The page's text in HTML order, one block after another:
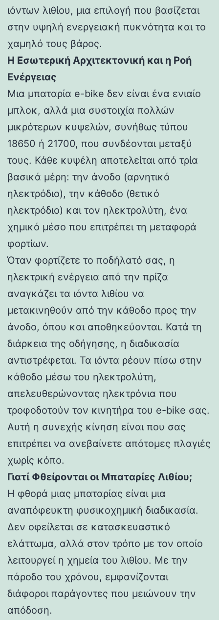
ιόντων λιθίου, μια επιλογή που βασίζεται
στην υψηλή ενεργειακή πυκνότητα και το
χαμηλό τους βάρος.
Η Εσωτερική Αρχιτεκτονική και η Ροή
Ενέργειας
Μια μπαταρία e-bike δεν είναι ένα ενιαίο
μπλοκ, αλλά μια συστοιχία πολλών
μικρότερων κυψελών, συνήθως τύπου
18650 ή 21700, που συνδέονται μεταξύ
τους. Κάθε κυψέλη αποτελείται από τρία
βασικά μέρη: την άνοδο (αρνητικό
ηλεκτρόδιο), την κάθοδο (θετικό
ηλεκτρόδιο) και τον ηλεκτρολύτη, ένα
χημικό μέσο που επιτρέπει τη μεταφορά
φορτίων.
Όταν φορτίζετε το ποδήλατό σας, η
ηλεκτρική ενέργεια από την πρίζα
αναγκάζει τα ιόντα λιθίου να
μετακινηθούν από την κάθοδο προς την
άνοδο, όπου και αποθηκεύονται. Κατά τη
διάρκεια της οδήγησης, η διαδικασία
αντιστρέφεται. Τα ιόντα ρέουν πίσω στην
κάθοδο μέσω του ηλεκτρολύτη,
απελευθερώνοντας ηλεκτρόνια που
τροφοδοτούν τον κινητήρα του e-bike σας.
Αυτή η συνεχής κίνηση είναι που σας
επιτρέπει να ανεβαίνετε απότομες πλαγιές
χωρίς κόπο.
Γιατί Φθείρονται οι Μπαταρίες Λιθίου;
Η φθορά μιας μπαταρίας είναι μια
αναπόφευκτη φυσικοχημική διαδικασία.
Δεν οφείλεται σε κατασκευαστικό
ελάττωμα, αλλά στον τρόπο με τον οποίο
λειτουργεί η χημεία του λιθίου. Με την
πάροδο του χρόνου, εμφανίζονται
διάφοροι παράγοντες που μειώνουν την
απόδοση.